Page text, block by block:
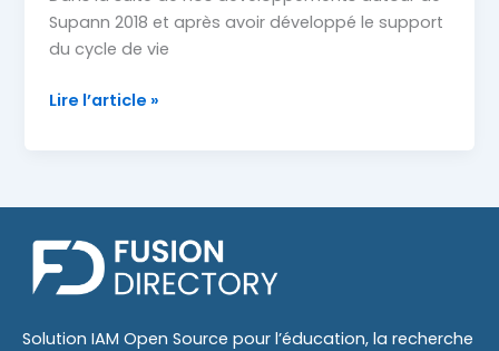
Supann 2018 et après avoir développé le support
du cycle de vie
Supann
carte
service
Lire l’article »
Solution IAM Open Source pour l’éducation, la recherche